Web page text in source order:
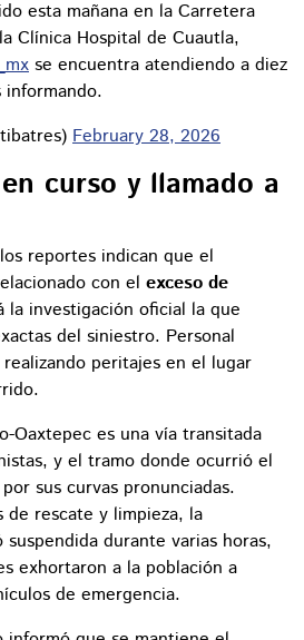
esta mañana en la Carretera
Clínica Hospital de Cuautla,
se encuentra atendiendo a diez
informando.
February 28, 2026
curso y llamado a
reportes indican que el
con el exceso de
la investigación oficial la que
del siniestro. Personal
peritajes en el lugar
Oaxtepec es una vía transitada
y el tramo donde ocurrió el
sus curvas pronunciadas.
de rescate y limpieza, la
durante varias horas,
exhortaron a la población a
de emergencia.